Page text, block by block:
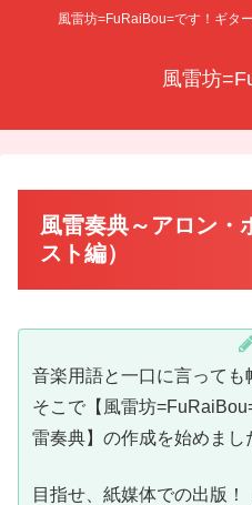
風雷坊=FuRaiBou=です！ギタ
風雷坊
風雷奏典～アロン・
スト編）
音楽用語と一口に言っても
そこで【風雷坊
雷奏典】の作成を始めまし
目指せ、紙媒体での出版！